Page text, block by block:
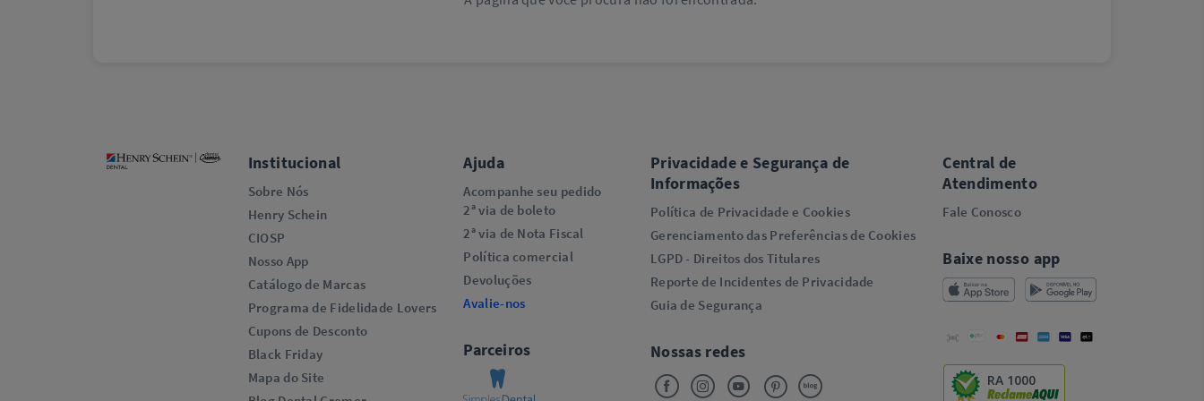
Institucional
Sobre Nós
Henry Schein
CIOSP
Nosso App
Catálogo de Marcas
Programa de Fidelidade Lovers​
Cupons de Desconto
Black Friday
Mapa do Site
Ajuda
Acompanhe seu pedido
2ª via de boleto
2ª via de Nota Fiscal
Política comercial
Devoluções
Avalie-nos
Parceiros
Privacidade e Segurança de
Informações
Política de Privacidade e Cookies
Gerenciamento das Preferências de Cookies
LGPD - Direitos dos Titulares
Reporte de Incidentes de Privacidade
Guia de Segurança
Nossas redes
Central de
Atendimento
Fale Conosco
Baixe nosso app
RA 1000